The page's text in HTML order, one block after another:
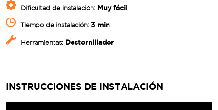
Dificultad de instalación: Muy fácil
Tiempo de instalación: 3 min
Herramientas: Destornillador
INSTRUCCIONES DE INSTALACIÓN